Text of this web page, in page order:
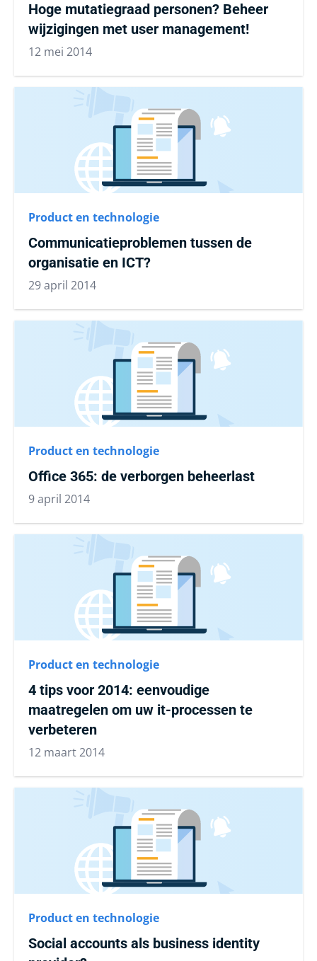
Hoge mutatiegraad personen? Beheer
wijzigingen met user management!
12 mei 2014
Product en technologie
Communicatieproblemen tussen de
organisatie en ICT?
29 april 2014
Product en technologie
Office 365: de verborgen beheerlast
9 april 2014
Product en technologie
4 tips voor 2014: eenvoudige
maatregelen om uw it-processen te
verbeteren
12 maart 2014
Product en technologie
Social accounts als business identity